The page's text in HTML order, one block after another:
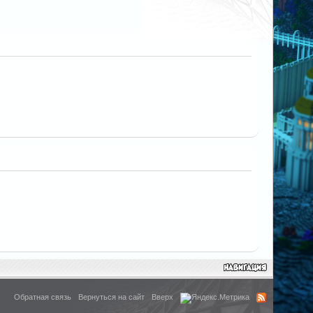
Обратная связь Вернуться на сайт Вверх